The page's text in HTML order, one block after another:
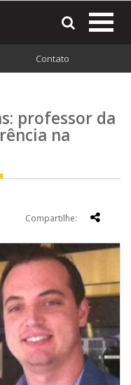
Contato
professor da
na
Compartilhe: